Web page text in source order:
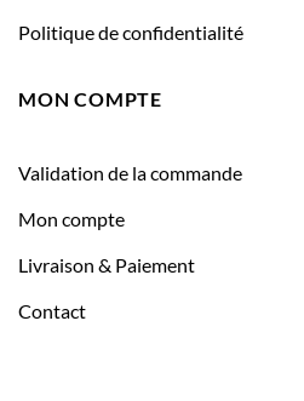
Politique de confidentialité
MON COMPTE
Validation de la commande
Mon compte
Livraison & Paiement
Contact